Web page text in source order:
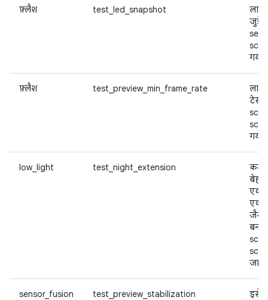
फ़्लैश test_led_snapshot
जुड़े
गया.
फ़्लैश test_preview_min_frame_rate
टेस्ट
गया.
low_light test_night_extension
कम
जैसा
sensor_fusion test_preview_stabilization
इसे